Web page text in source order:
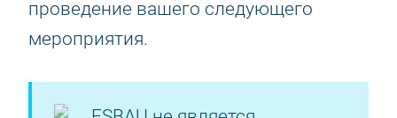
проведение вашего следующего
мероприятия.